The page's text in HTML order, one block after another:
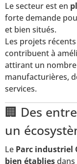
Le secteur est en
forte demande
et bien situés.
Les projets
contribuent à
attirant un nombre
manufacturières,
services.
🏢 Des
un
Le Parc industriel
bien établiesdans